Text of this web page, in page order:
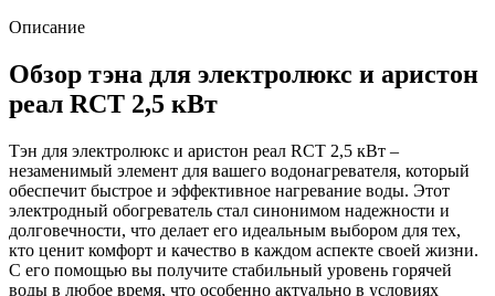
Описание
Обзор тэна для электролюкс и аристон
реал RCT 2,5 кВт
Тэн для электролюкс и аристон реал RCT 2,5 кВт –
незаменимый элемент для вашего водонагревателя, который
обеспечит быстрое и эффективное нагревание воды. Этот
электродный обогреватель стал синонимом надежности и
долговечности, что делает его идеальным выбором для тех,
кто ценит комфорт и качество в каждом аспекте своей жизни.
С его помощью вы получите стабильный уровень горячей
воды в любое время, что особенно актуально в условиях